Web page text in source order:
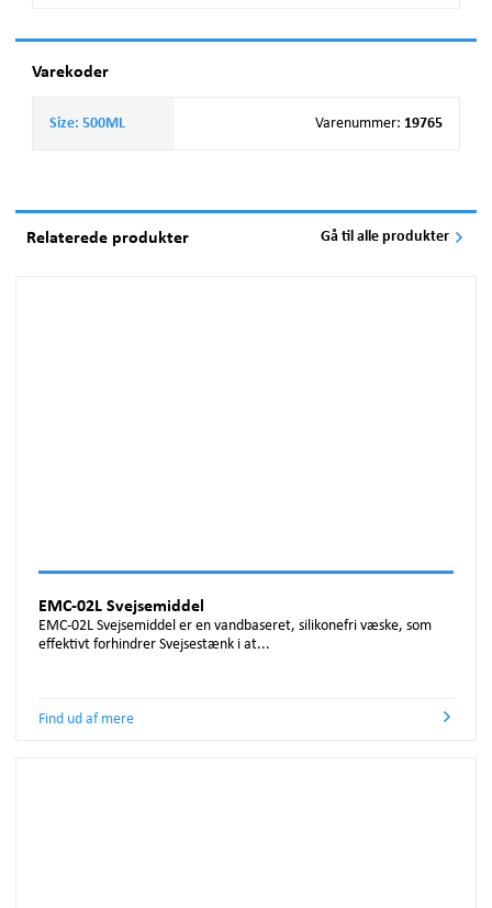
Varekoder
Size: 500ML Varenummer: 19765
Relaterede produkter Gå til alle produkter
EMC-02L Svejsemiddel
EMC-02L Svejsemiddel er en vandbaseret, silikonefri væske, som
effektivt forhindrer Svejsestænk i at...
Find ud af mere